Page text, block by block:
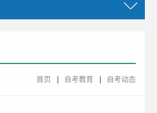
首页 自考教育 自考动态